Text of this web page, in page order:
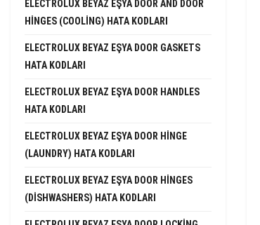
ELECTROLUX BEYAZ EŞYA DOOR AND DOOR
HINGES (COOLING) HATA KODLARI
ELECTROLUX BEYAZ EŞYA DOOR GASKETS
HATA KODLARI
ELECTROLUX BEYAZ EŞYA DOOR HANDLES
HATA KODLARI
ELECTROLUX BEYAZ EŞYA DOOR HINGE
(LAUNDRY) HATA KODLARI
ELECTROLUX BEYAZ EŞYA DOOR HINGES
(DISHWASHERS) HATA KODLARI